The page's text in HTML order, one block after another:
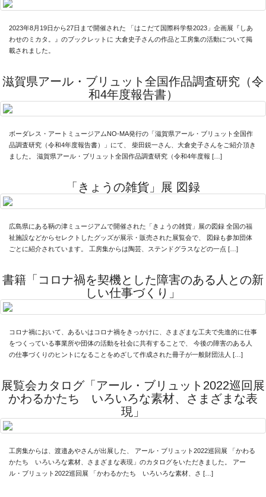
News
About
Artists
Exhibitions
Projects
Goods
Media
Access
Link
Facebook
Instagram
online-shop
南関東・甲信障害者
アートサポートセンター
2023年8月19日から27日まで開催された 「はこだて国際科学祭2023」企画展『しあ
わせのミカタ。』のブックレットに 大倉史子さんの作品と工房集の活動について掲
載されました。
滋賀県アール・ブリュット全国作品調査研究（令
和4年度報告書）
ボーダレス・アートミュージアムNO-MA発行の「滋賀県アール・ブリュット全国作
品調査研究（令和4年度報告書）」にて、 柴田鋭一さん、大倉史子さんをご紹介頂き
ました。 滋賀県アール・ブリュット全国作品調査研究（令和4年度報 […]
「きょうの雑貨」展 図録
広島県にある鞆の津ミュージアムで開催された「きょうの雑貨」展の図録 全国の福
祉施設などからセレクトしたグッズが展示・販売された展覧会で、 図録も参加団体
ごとに紹介されています。 工房集からは陶芸、ステンドグラスなどの一点 […]
書籍「コロナ禍を契機とした障害のある人との新
しい仕事づくり」
コロナ禍において、あるいはコロナ禍をきっかけに、さまざまな工夫で先進的に仕事
をつくっている事業所や団体の活動を社会に共有することで、 今後の障害のある人
の仕事づくりのヒントになることをめざして作成された冊子が一般財団法人 […]
展覧会カタログ「アール・ブリュット2022巡回展
かわるかたち いろいろな素材、さまざまな表
現」
工房集からは、渡邉あやさんが出展した、 アール・ブリュット2022巡回展 「かわる
かたち いろいろな素材、さまざまな表現」のカタログをいただきました。 アー
ル・ブリュット2022巡回展 「かわるかたち いろいろな素材、さ […]